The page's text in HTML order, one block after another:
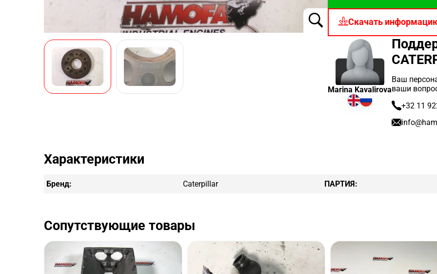
Скачать
Ваш
ваши
+32 11
Marina Kavalirova
Характеристики
Бренд: Caterpillar ПАРТИЯ:
Сопутствующие товары